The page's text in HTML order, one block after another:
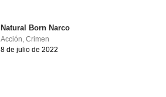
Natural Born Narco
Acción,Crimen
8 de julio de 2022